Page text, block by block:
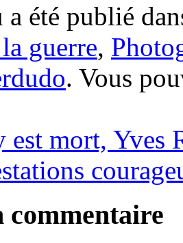
a été publié
guerre,
. Vous
est mort, Yves
commentaire